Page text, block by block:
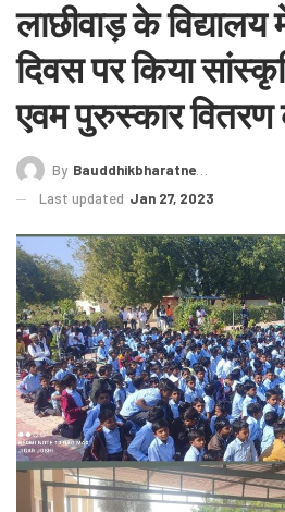
लाछीवाड़ के
दिवस पर किया
एवम पुरुस्कार
By Bauddhikbharatnews@gmail.com
Last updated Jan 27, 2023